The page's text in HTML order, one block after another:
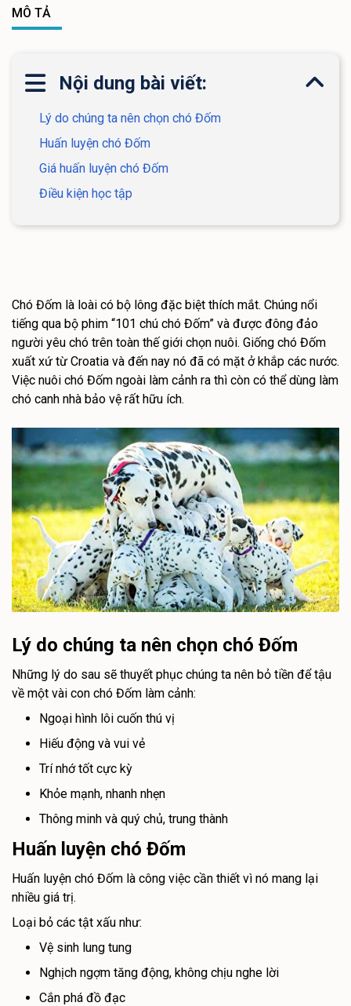
MÔ TẢ
Nội dung bài viết:
Lý do chúng ta nên chọn chó Đốm
Huấn luyện chó Đốm
Giá huấn luyện chó Đốm
Điều kiện học tập
Chó Đốm là loài có bộ lông đặc biệt thích mắt. Chúng nổi
tiếng qua bộ phim “101 chú chó Đốm” và được đông đảo
người yêu chó trên toàn thế giới chọn nuôi. Giống chó Đốm
xuất xứ từ Croatia và đến nay nó đã có mặt ở khắp các nước.
Việc nuôi chó Đốm ngoài làm cảnh ra thì còn có thể dùng làm
chó canh nhà bảo vệ rất hữu ích.
Lý do chúng ta nên chọn chó Đốm
Những lý do sau sẽ thuyết phục chúng ta nên bỏ tiền để tậu
về một vài con chó Đốm làm cảnh:
Ngoại hình lôi cuốn thú vị
Hiếu động và vui vẻ
Trí nhớ tốt cực kỳ
Khỏe mạnh, nhanh nhẹn
Thông minh và quý chủ, trung thành
Huấn luyện chó Đốm
Huấn luyện chó Đốm là công việc cần thiết vì nó mang lại
nhiều giá trị.
Loại bỏ các tật xấu như:
Vệ sinh lung tung
Nghịch ngợm tăng động, không chịu nghe lời
Cắn phá đồ đạc